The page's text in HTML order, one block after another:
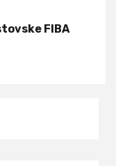
FIBA